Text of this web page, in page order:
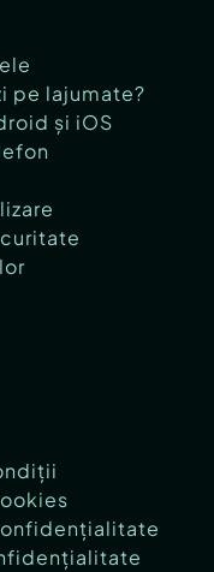
pe lajumate?
și iOS